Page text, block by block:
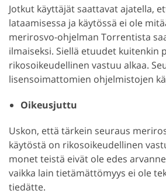
Jotkut käyttäjät saattavat ajatella,
lataamisessa ja käytössä ei ole
merirosvo-ohjelman Torrentista
ilmaiseksi. Siellä etuudet kuitenkin
rikosoikeudellinen vastuu alkaa.
lisensoimattomien ohjelmistojen
Oikeusjuttu
Uskon, että tärkein seuraus
käytöstä on rikosoikeudellinen
monet teistä eivät ole edes
vaikka lain tietämättömyys ei ole
tiedätte.